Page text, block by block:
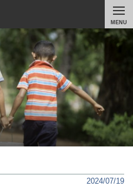
MENU
2024/07/19